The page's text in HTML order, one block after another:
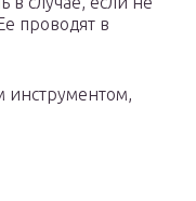
проводят в
инструментом,